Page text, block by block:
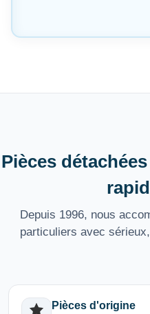
Pièces
Depuis 1996, nous
particuliers avec
Pièces d'origine